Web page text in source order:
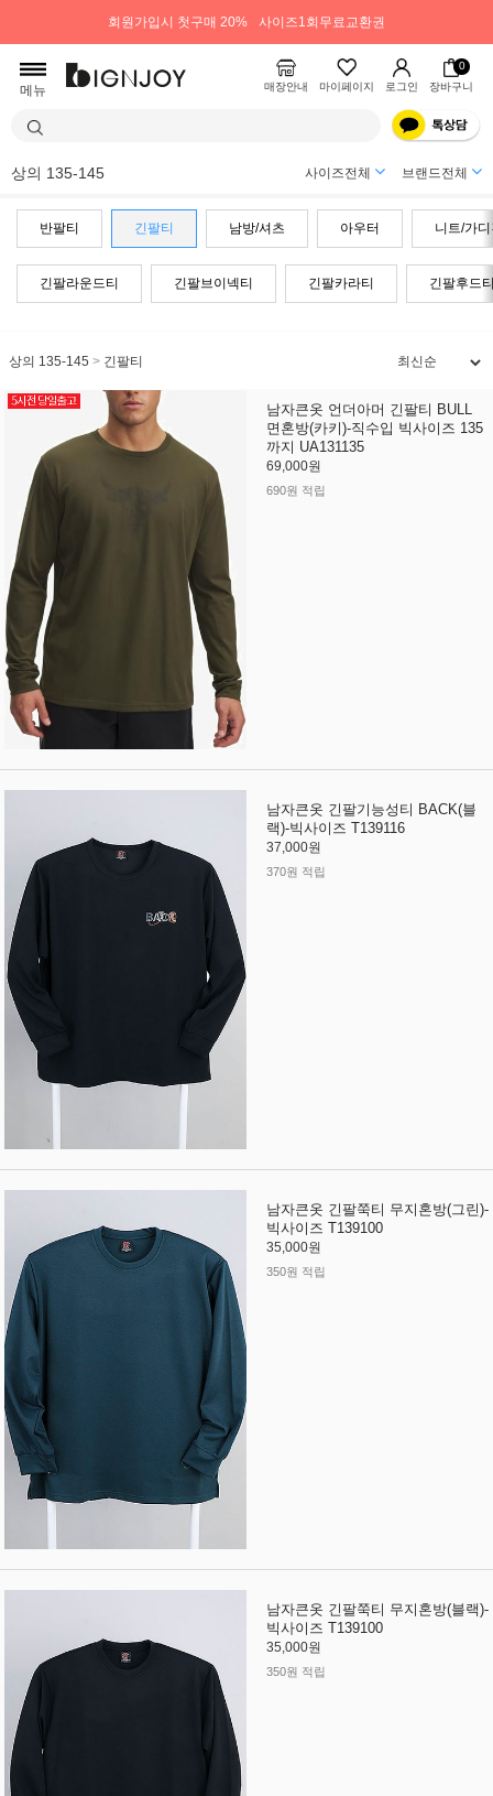
회원가입시 첫구매 20% 사이즈1회무료교환권
메뉴 매장안내 마이페이지 로그인
0
장바구니
상의 135-145 사이즈전체 브랜드전체
반팔티 긴팔티 남방/셔츠 아우터 니트/가
긴팔라운드티 긴팔브이넥티 긴팔카라티 긴팔후드
상의 135-145 > 긴팔티
남자큰옷 언더아머 긴팔티 BULL
면혼방(카키)-직수입 빅사이즈 135
까지 UA131135
69,000원
690원 적립
남자큰옷 긴팔기능성티 BACK(블
랙)-빅사이즈 T139116
37,000원
370원 적립
남자큰옷 긴팔쭉티 무지혼방(그린)-
빅사이즈 T139100
35,000원
350원 적립
남자큰옷 긴팔쭉티 무지혼방(블랙)-
빅사이즈 T139100
35,000원
350원 적립